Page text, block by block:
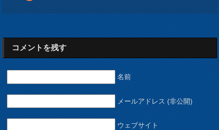
コメントを残す
名前
メールアドレス (非公開)
ウェブサイト